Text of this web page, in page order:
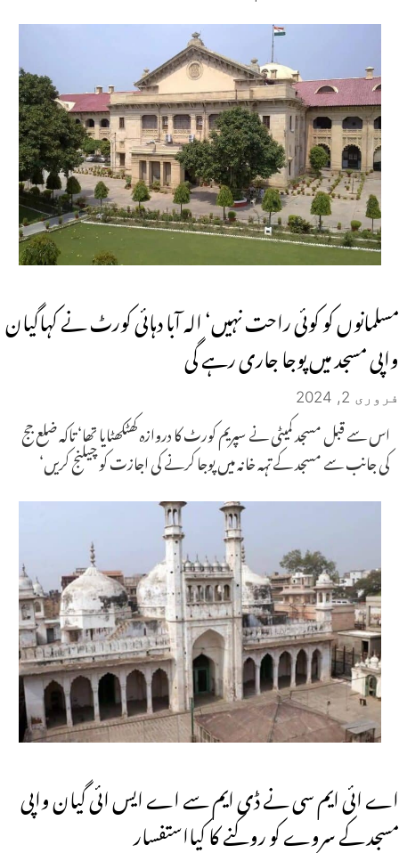
مسلمانوں کو کوئی راحت نہیں‘ الہ آبا دہائی کورٹ نے کہاگیان
واپی مسجد میں پوجا جاری رہے گی
فروری 2, 2024
اس سے قبل مسجد کمیٹی نے سپریم کورٹ کا دروازہ کھٹکھٹایا تھا‘ تاکہ ضلع جج
کی جانب سے مسجد کے تہہ خانہ میں پوجا کرنے کی اجازت کو چیلنج کریں‘
اے ائی ایم سی نے ڈی ایم سے اے ایس ائی گیان واپی
مسجد کے سروے کو روکنے کا کیااستفسار